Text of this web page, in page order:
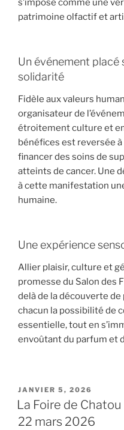
s’impose comme une
patrimoine olfactif et
Un événement placé
solidarité
Fidèle aux valeurs
organisateur de
étroitement culture et
bénéfices est reversée à
financer des soins de
atteints de cancer. Une
à cette manifestation
humaine.
Une expérience
Allier plaisir,culture et
promesse du Salon des
delà de la découverte de
chacun la possibilité de
essentielle, tout en
envoûtant du parfum et
PUBLIÉ
LE
JANVIER 5, 2026
La Foire de
22 mars 2026